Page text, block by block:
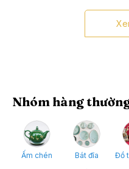
1 chiếc (không
Nhóm hàng
Ấm chén Bát đĩa Đồ